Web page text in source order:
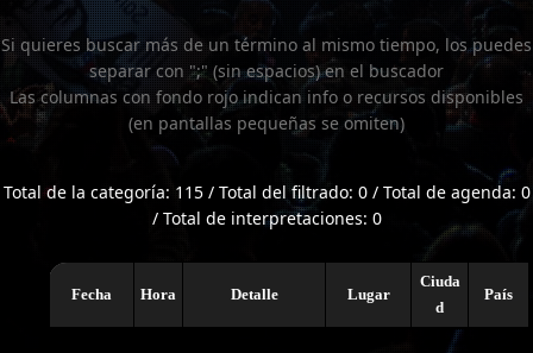
Si quieres buscar más de un término al mismo tiempo, los puedes
separar con ";" (sin espacios) en el buscador
Las columnas con fondo rojo indican info o recursos disponibles
(en pantallas pequeñas se omiten)
Total de la categoría: 115 / Total del filtrado: 0 / Total de agenda: 0
/ Total de interpretaciones: 0
Fecha Hora Detalle Lugar
Ciuda
d
País